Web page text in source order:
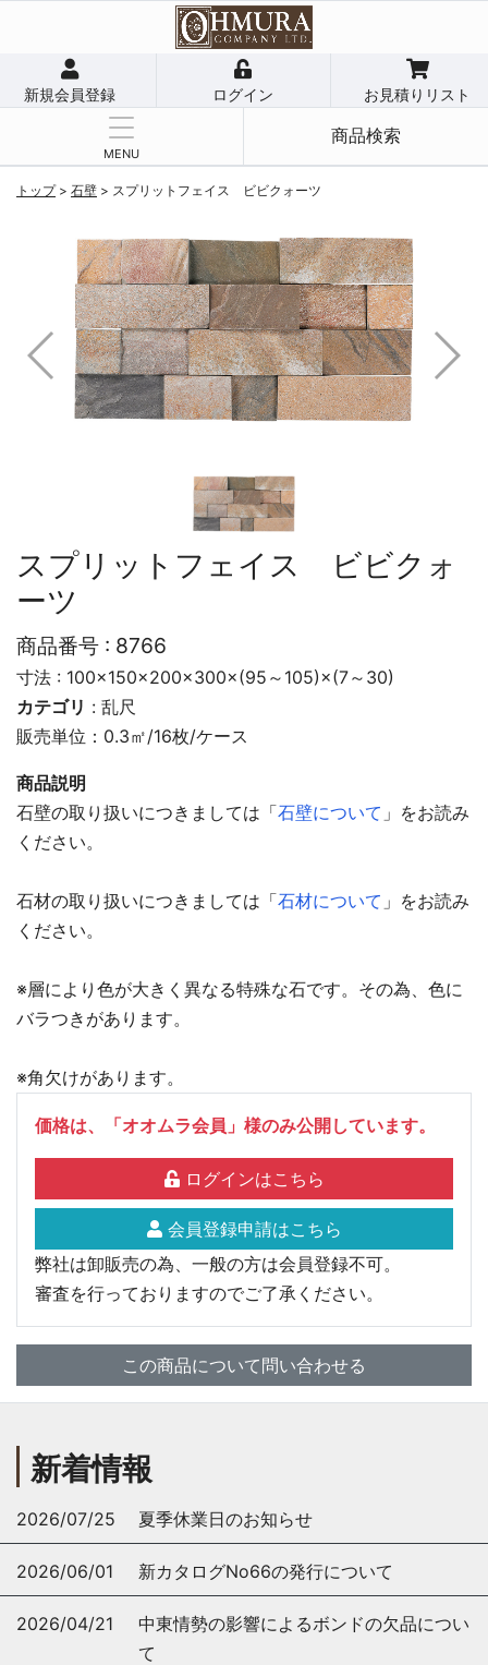
新規会員登録 ログイン お見積りリスト
MENU
商品検索
トップ> 石壁 > スプリットフェイス ビビクォーツ
スプリットフェイス ビビクォ
ーツ
商品番号 : 8766
寸法 : 100×150×200×300×(95～105)×(7～30)
カテゴリ : 乱尺
販売単位：0.3㎡/16枚/ケース
商品説明
石壁の取り扱いにつきましては「石壁について 」をお読み
ください。
石材の取り扱いにつきましては「石材について 」をお読み
ください。
※層により色が大きく異なる特殊な石です。その為、色に
バラつきがあります。
※角欠けがあります。
価格は、「オオムラ会員」様のみ公開しています。
ログインはこちら
会員登録申請はこちら
弊社は卸販売の為、一般の方は会員登録不可。
審査を行っておりますのでご了承ください。
この商品について問い合わせる
新着情報
2026/07/25 夏季休業日のお知らせ
2026/06/01 新カタログNo66の発行について
2026/04/21
中東情勢の影響によるボンドの欠品につい
て